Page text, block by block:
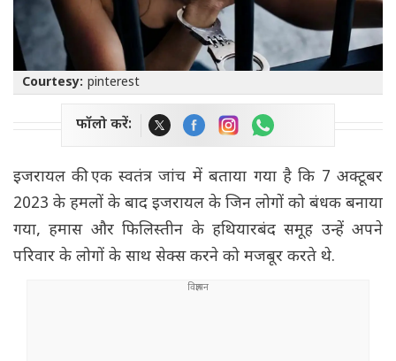
Courtesy: pinterest
फॉलो करें:
इजरायल की एक स्वतंत्र जांच में बताया गया है कि 7 अक्टूबर
2023 के हमलों के बाद इजरायल के जिन लोगों को बंधक बनाया
गया, हमास और फिलिस्तीन के हथियारबंद समूह उन्हें अपने
परिवार के लोगों के साथ सेक्स करने को मजबूर करते थे.